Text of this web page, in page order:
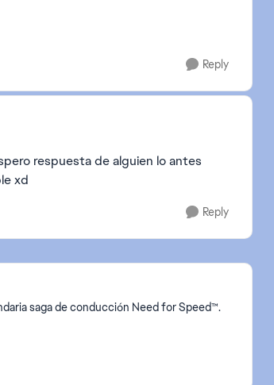
Reply
respuesta de alguien lo antes
xd
Reply
saga de conducción Need for Speed™.